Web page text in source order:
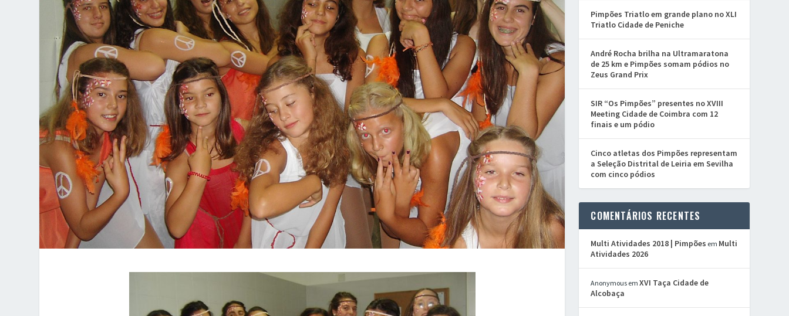
Pimpões Triatlo em grande plano no XLI
Triatlo Cidade de Peniche
André Rocha brilha na Ultramaratona
de 25 km e Pimpões somam pódios no
Zeus Grand Prix
SIR “Os Pimpões” presentes no XVIII
Meeting Cidade de Coimbra com 12
finais e um pódio
Cinco atletas dos Pimpões representam
a Seleção Distrital de Leiria em Sevilha
com cinco pódios
COMENTÁRIOS RECENTES
Multi Atividades 2018 | Pimpões em Multi
Atividades 2026
Anonymous emXVI Taça Cidade de
Alcobaça